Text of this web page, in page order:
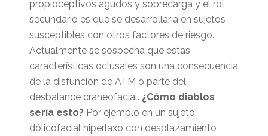
propioceptivos agudos y sobrecarga y el rol
secundario es que se desarrollaría en sujetos
susceptibles con otros factores de riesgo.
Actualmente se sospecha que estas
características oclusales son una consecuencia
de la disfunción de ATM o parte del
desbalance craneofacial. ¿Cómo diablos
sería esto?Por ejemplo en un sujeto
dólicofacial hiperlaxo con desplazamiento